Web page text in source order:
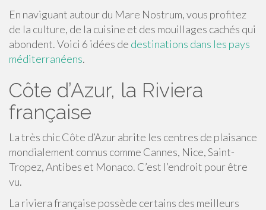
En naviguant autour du Mare Nostrum, vous profitez
de la culture, de la cuisine et des mouillages cachés qui
abondent. Voici 6 idées de destinations dans les pays
méditerranéens.
Côte d’Azur, la Riviera
française
La très chic Côte d’Azur abrite les centres de plaisance
mondialement connus comme Cannes, Nice, Saint-
Tropez, Antibes et Monaco. C’est l’endroit pour être
vu.
La riviera française possède certains des meilleurs